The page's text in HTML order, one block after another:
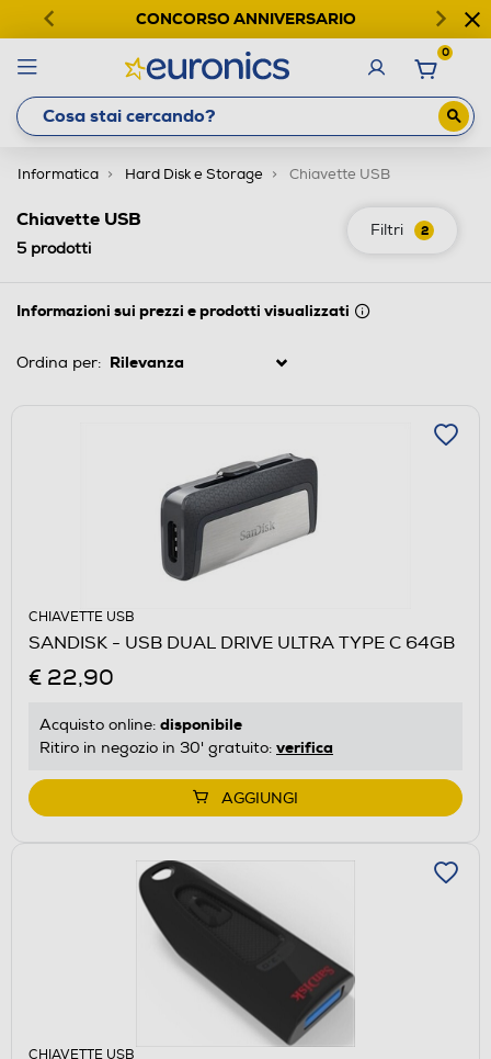
CONCORSO ANNIVERSARIO
0
Informatica Hard Disk e Storage Chiavette USB
Filtri 2
Chiavette USB
5 prodotti
Informazioni sui prezzi e prodotti visualizzati
Ordina per:
CHIAVETTE USB
SANDISK - USB DUAL DRIVE ULTRA TYPE C 64GB
€ 22,90
Acquisto online: disponibile
Ritiro in negozio in 30' gratuito: verifica
AGGIUNGI
CHIAVETTE USB